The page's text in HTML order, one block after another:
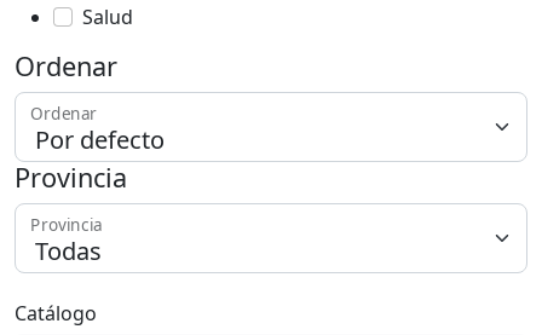
Salud
Ordenar
Ordenar
Provincia
Provincia
Catálogo